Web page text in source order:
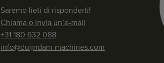
Saremo lieti di risponderti!
Chiama o invia un’e-mail
+31 180 632 088
info@duijndam-machines.com